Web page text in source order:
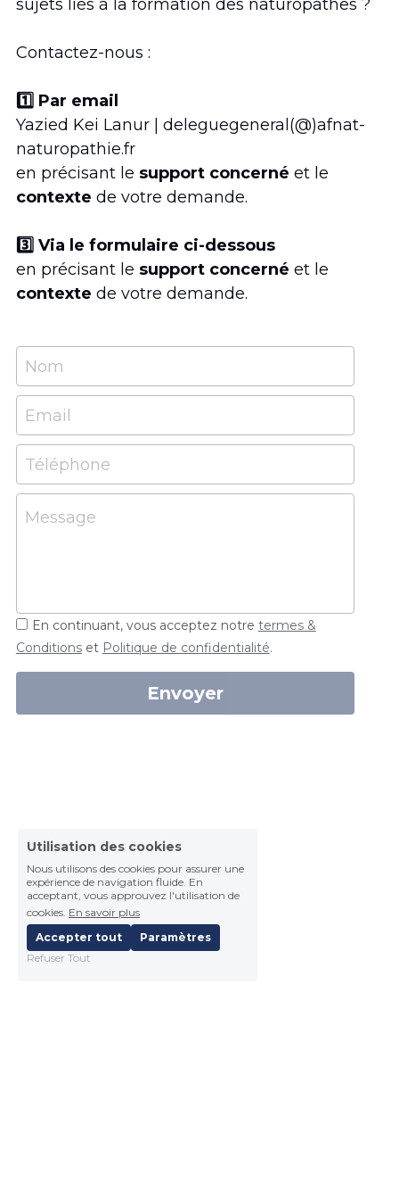
sujets liés à la formation des naturopathes ?
Contactez-nous :
1️⃣ Par email
Yazied Kei Lanur | deleguegeneral(@)afnat-
naturopathie.fr
en précisant le support concerné
contexte de votre demande.
3️⃣ Via le formulaire ci-dessous
en précisant le support concerné
contexte de votre demande.
Nom
Email
Téléphone
Message
En continuant, vous acceptez notre termes &
Conditionset Politique de confidentialité.
Envoyer
Utilisation des cookies
Nous utilisons des cookies pour assurer une
expérience de navigation fluide. En
acceptant, vous approuvez l'utilisation de
cookies. En savoir plus
Accepter tout
Paramètres
Refuser Tout